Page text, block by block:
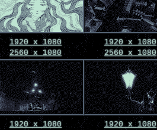
1920 x 1080
2560 x 1080
1920 x 1080
2560 x 1080
1920 x 1080
1920 x 1080